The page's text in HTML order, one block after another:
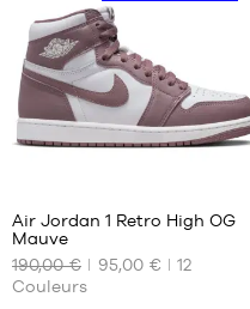
NOS
TAILLES
DISPONIBLES
Air Jordan 1 Retro High OG
Mauve
190,00 €
95,00 €
12
Couleurs